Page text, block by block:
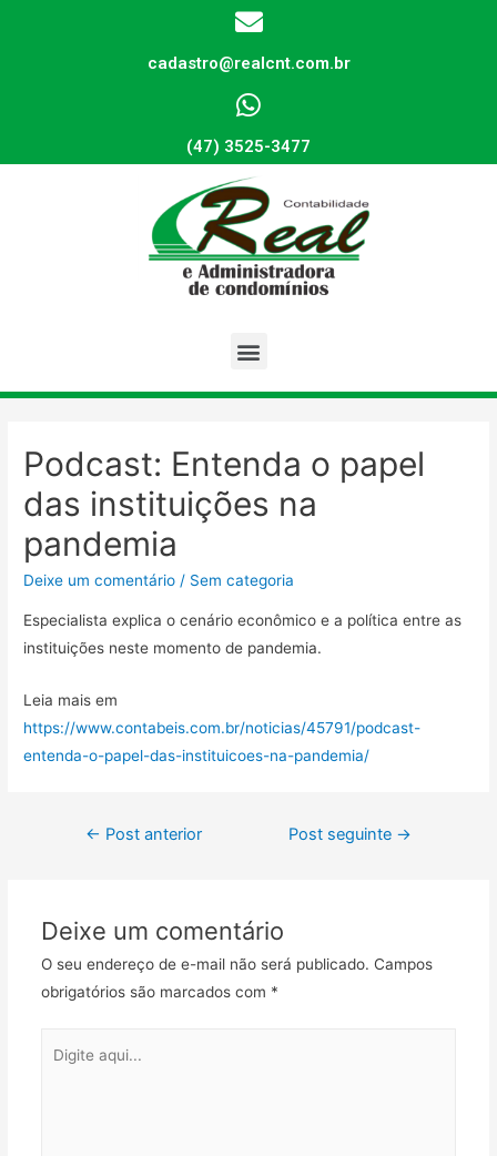
cadastro@realcnt.com.br
(47) 3525-3477
Podcast: Entenda o papel
das instituições na
pandemia
Deixe um comentário / Sem categoria
Especialista explica o cenário econômico e a política entre as
instituições neste momento de pandemia.
Leia mais em
https://www.contabeis.com.br/noticias/45791/podcast-
entenda-o-papel-das-instituicoes-na-pandemia/
← Post anterior Post seguinte →
Deixe um comentário
O seu endereço de e-mail não será publicado. Campos
obrigatórios são marcados com *